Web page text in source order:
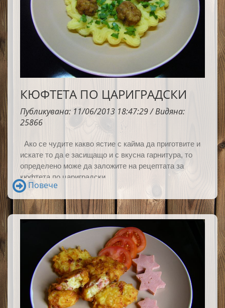
КЮФТЕТА ПО ЦАРИГРАДСКИ
Публикувана: 11/06/2013 18:47:29 / Видяна:
25866
Ако се чудите какво ястие с кайма да приготвите и
искате то да е засищащо и с вкусна гарнитура, то
определено може да заложите на рецептата за
кюфтета по цариградски.
Повече